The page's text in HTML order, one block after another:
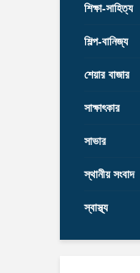
শিক্ষা-সাহিত্য
শিল্প-বানিজ্য
শেয়ার বাজার
সাক্ষাৎকার
সাভার
স্থানীয় সংবাদ
স্বাস্থ্য